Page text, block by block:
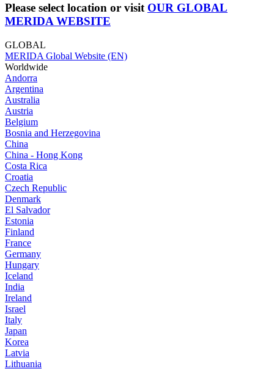
Please select location or visit OUR GLOBAL
MERIDA WEBSITE
GLOBAL
MERIDA Global Website (EN)
Worldwide
Andorra
Argentina
Australia
Austria
Belgium
Bosnia and Herzegovina
China
China - Hong Kong
Costa Rica
Croatia
Czech Republic
Denmark
El Salvador
Estonia
Finland
France
Germany
Hungary
Iceland
India
Ireland
Israel
Italy
Japan
Korea
Latvia
Lithuania